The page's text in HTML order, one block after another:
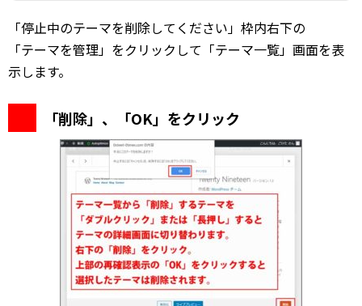
「停止中のテーマを削除してください」枠内右下の
「テーマを管理」をクリックして「テーマ一覧」画面を表
示します。
「削除」、「OK」をクリック